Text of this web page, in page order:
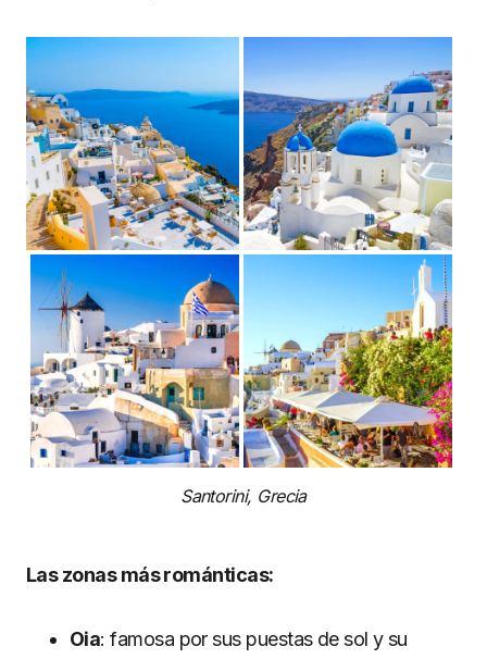
Santorini, Grecia
Las zonas más románticas:
Oia: famosa por sus puestas de sol y su